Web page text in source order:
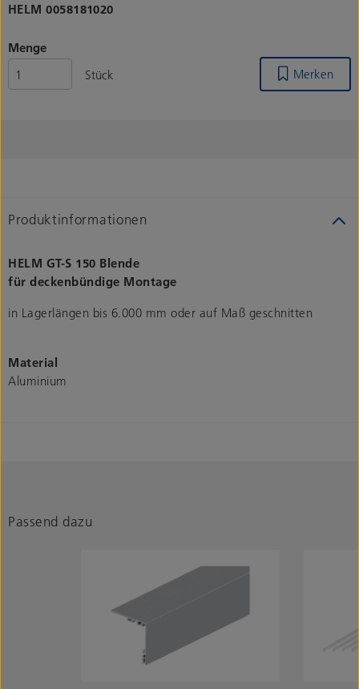
HELM0058181020
Menge
Stück
Merken
Produktinformationen
HELM GT-S 150 Blende
für deckenbündige Montage
in Lagerlängen bis 6.000 mm oder auf Maß geschnitten
Material
Aluminium
Passend dazu